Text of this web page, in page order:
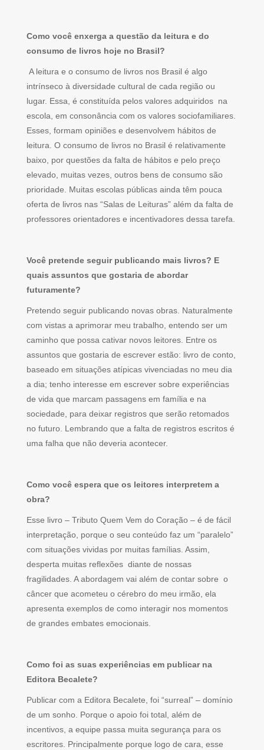
Como você enxerga a questão da leitura e do
consumo de livros hoje no Brasil?
A leitura e o consumo de livros nos Brasil é algo
intrínseco à diversidade cultural de cada região ou
lugar. Essa, é constituída pelos valores adquiridos na
escola, em consonância com os valores sociofamiliares.
Esses, formam opiniões e desenvolvem hábitos de
leitura. O consumo de livros no Brasil é relativamente
baixo, por questões da falta de hábitos e pelo preço
elevado, muitas vezes, outros bens de consumo são
prioridade. Muitas escolas públicas ainda têm pouca
oferta de livros nas “Salas de Leituras” além da falta de
professores orientadores e incentivadores dessa tarefa.
Você pretende seguir publicando mais livros? E
quais assuntos que gostaria de abordar
futuramente?
Pretendo seguir publicando novas obras. Naturalmente
com vistas a aprimorar meu trabalho, entendo ser um
caminho que possa cativar novos leitores. Entre os
assuntos que gostaria de escrever estão: livro de conto,
baseado em situações atípicas vivenciadas no meu dia
a dia; tenho interesse em escrever sobre experiências
de vida que marcam passagens em família e na
sociedade, para deixar registros que serão retomados
no futuro. Lembrando que a falta de registros escritos é
uma falha que não deveria acontecer.
Como você espera que os leitores interpretem a
obra?
Esse livro – Tributo Quem Vem do Coração – é de fácil
interpretação, porque o seu conteúdo faz um “paralelo”
com situações vividas por muitas famílias. Assim,
desperta muitas reflexões diante de nossas
fragilidades. A abordagem vai além de contar sobre o
câncer que acometeu o cérebro do meu irmão, ela
apresenta exemplos de como interagir nos momentos
de grandes embates emocionais.
Como foi as suas experiências em publicar na
Editora Becalete?
Publicar com a Editora Becalete, foi “surreal” – domínio
de um sonho. Porque o apoio foi total, além de
incentivos, a equipe passa muita segurança para os
escritores. Principalmente porque logo de cara, esse